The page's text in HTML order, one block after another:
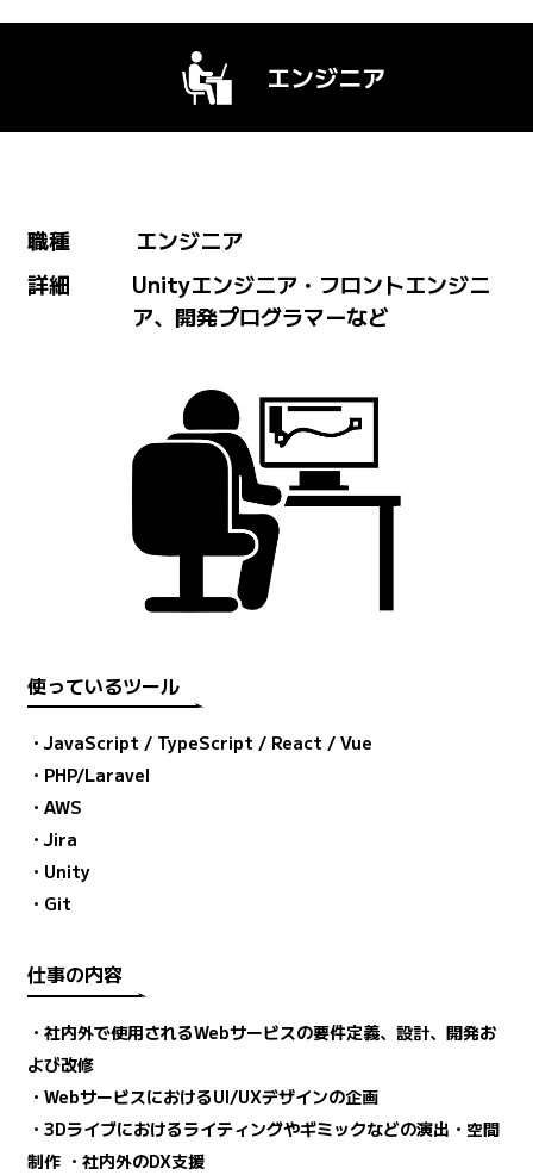
エンジニア
職種
エンジニア
詳細
Unityエンジニア・フロントエンジニ
ア、開発プログラマーなど
使っているツール
・JavaScript / TypeScript / React / Vue
・PHP/Laravel
・AWS
・Jira
・Unity
・Git
仕事の内容
・社内外で使用されるWebサービスの要件定義、設計、開発お
よび改修
・WebサービスにおけるUI/UXデザインの企画
・3Dライブにおけるライティングやギミックなどの演出・空間
制作 ・社内外のDX支援